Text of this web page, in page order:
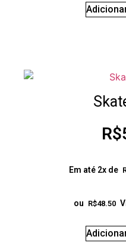
R$
Em até 2x de
ou R$48.50